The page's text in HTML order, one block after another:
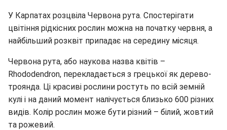
У Карпатах розцвіла Червона рута. Спостерігати
цвітіння рідкісних рослин можна на початку червня, а
найбільший розквіт припадає на середину місяця.
Червона рута, або наукова назва квітів –
Rhododendron, перекладається з грецької як дерево-
троянда. Ці красиві рослини ростуть по всій земній
кулі і на даний момент налічується близько 600 різних
видів. Колір рослин може бути різний – білий, жовтий
та рожевий.